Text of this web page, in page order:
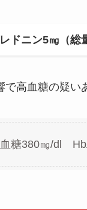
ドニン5㎎（総
で高血糖の疑い
糖380㎎/dl